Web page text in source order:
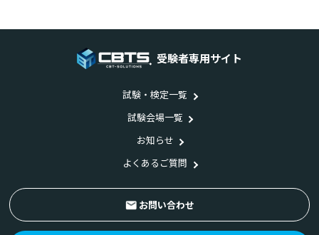
受験者専用サイト
試験・検定一覧
試験会場一覧
お知らせ
よくあるご質問
お問い合わせ